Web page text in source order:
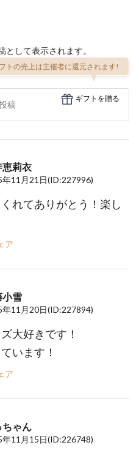
として表示されます。
トの売上は主催者に還元されます!
ギフトを贈る
恵莉衣
年11月21日(ID:227996)
れてありがとう！楽し
ア
小雪
年11月20日(ID:227894)
大好きです！
います！
ア
ちゃん
年11月15日(ID:226748)